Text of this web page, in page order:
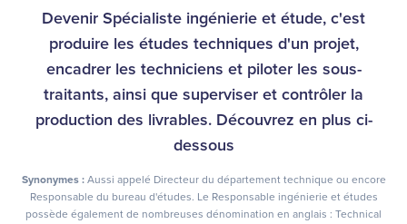
Devenir Spécialiste ingénierie et étude, c'est
produire les études techniques d'un projet,
encadrer les techniciens et piloter les sous-
traitants, ainsi que superviser et contrôler la
production des livrables. Découvrez en plus ci-
dessous
Synonymes : Aussi appelé Directeur du département technique ou encore
Responsable du bureau d'études. Le Responsable ingénierie et études
possède également de nombreuses dénomination en anglais : Technical